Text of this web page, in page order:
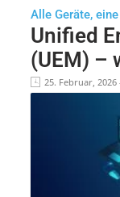
Alle Geräte,
Unified
(UEM) –
25. Februar, 2026